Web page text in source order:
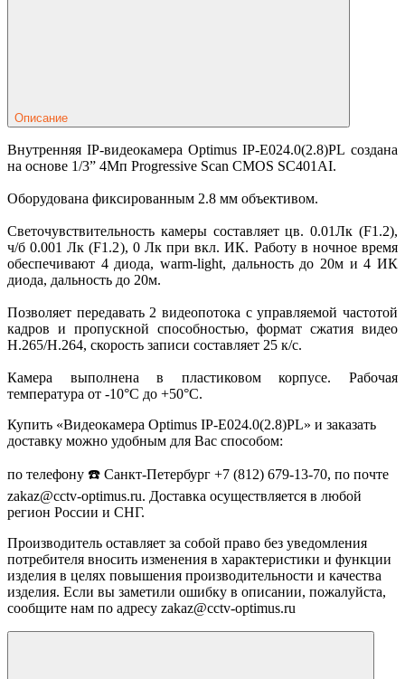
Описание
Внутренняя IP-видеокамера Optimus IP-E024.0(2.8)PL создана
на основе 1/3” 4Мп Progressive Scan CMOS SC401AI.
Оборудована фиксированным 2.8 мм объективом.
Светочувствительность камеры составляет цв. 0.01Лк (F1.2),
ч/б 0.001 Лк (F1.2), 0 Лк при вкл. ИК. Работу в ночное время
обеспечивают 4 диода, warm-light, дальность до 20м и 4 ИК
диода, дальность до 20м.
Позволяет передавать 2 видеопотока с управляемой частотой
кадров и пропускной способностью, формат сжатия видео
H.265/H.264, скорость записи составляет 25 к/с.
Камера выполнена в пластиковом корпусе. Рабочая
температура от -10°С до +50°С.
Купить «Видеокамера Optimus IP-E024.0(2.8)PL» и заказать
доставку можно удобным для Вас способом:
по телефону ☎️ Санкт-Петербург +7 (812) 679-13-70, по почте
zakaz@cctv-optimus.ru. Доставка осуществляется в любой
регион России и СНГ.
Производитель оставляет за собой право без уведомления
потребителя вносить изменения в характеристики и функции
изделия в целях повышения производительности и качества
изделия. Если вы заметили ошибку в описании, пожалуйста,
сообщите нам по адресу zakaz@cctv-optimus.ru